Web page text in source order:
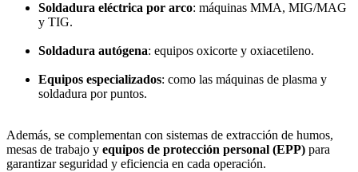
Soldadura eléctrica por arco: máquinas MMA, MIG/MAG
y TIG.
Soldadura autógena: equipos oxicorte y oxiacetileno.
Equipos especializados: como las máquinas de plasma y
soldadura por puntos.
Además, se complementan con sistemas de extracción de humos,
mesas de trabajo y equipos de protección personal (EPP) para
garantizar seguridad y eficiencia en cada operación.